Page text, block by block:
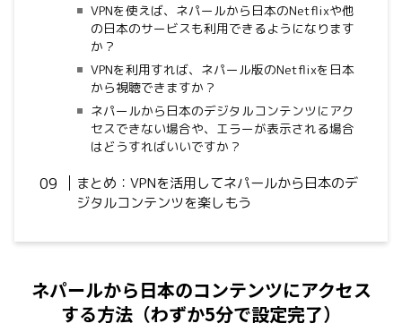
VPNを使えば、ネパールから日本のNetflixや他
の日本のサービスも利用できるようになります
か？
VPNを利用すれば、ネパール版のNetflixを日本
から視聴できますか？
ネパールから日本のデジタルコンテンツにアク
セスできない場合や、エラーが表示される場合
はどうすればいいですか？
まとめ：VPNを活用してネパールから日本のデ
ジタルコンテンツを楽しもう
ネパールから日本のコンテンツにアクセス
する方法（わずか5分で設定完了）